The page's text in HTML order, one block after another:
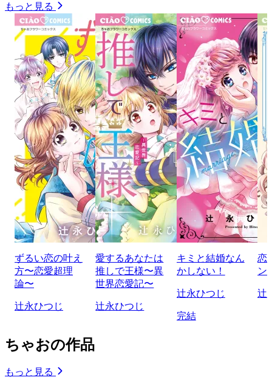
もっと見る
ずるい恋の叶え
方〜恋愛超理
論〜
辻永ひつじ
愛するあなたは
推しで王様〜異
世界恋愛記〜
辻永ひつじ
キミと結婚なん
かしない！
辻永ひつじ
完結
恋
ン
辻
ちゃおの作品
もっと見る